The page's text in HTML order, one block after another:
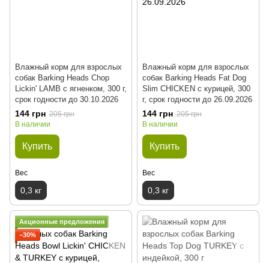
Влажный корм для взрослых
собак Barking Heads Chop
Lickin' LAMB с ягненком, 300 г,
срок годности до 30.10.2026
144 грн 205 грн
В наличии
Купить
Вес
0,3 кг
Влажный корм для взрослых
собак Barking Heads Fat Dog
Slim CHICKEN с курицей, 300
г, срок годности до 26.09.2026
144 грн 205 грн
В наличии
Купить
Вес
0,3 кг
Акционные предложения
−30%